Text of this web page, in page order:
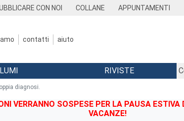
CON NOI COLLANE APPUNTAMENTI
contatti aiuto
RIVISTE
diagnosi.
VERRANNO SOSPESE PER LA PAUSA
VACANZE!